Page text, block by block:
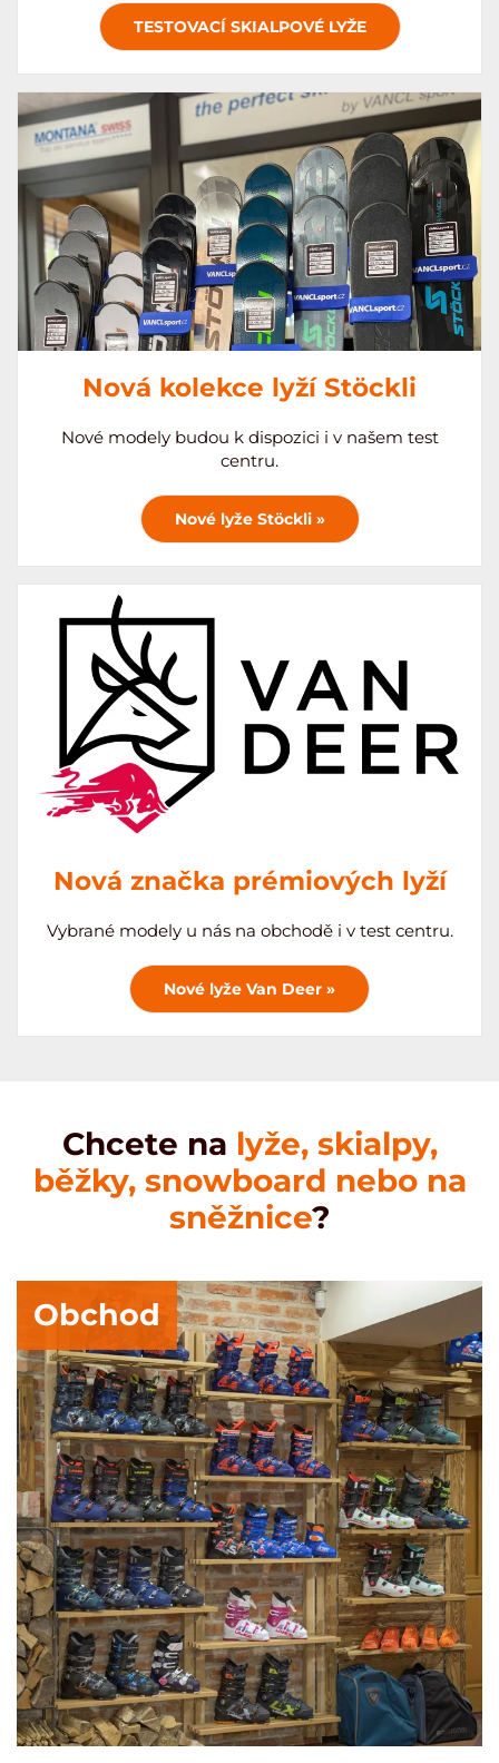
TESTOVACÍ SKIALPOVÉ LYŽE
Nová kolekce lyží Stöckli
Nové modely budou k dispozici i v našem test
centru.
Nové lyže Stöckli »
Nová značka prémiových lyží
Vybrané modely u nás na obchodě i v test centru.
Nové lyže Van Deer »
Chcete na lyže, skialpy,
běžky, snowboard nebo na
sněžnice?
Obchod